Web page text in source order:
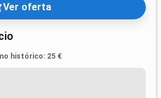
Ver oferta
histórico: 25 €